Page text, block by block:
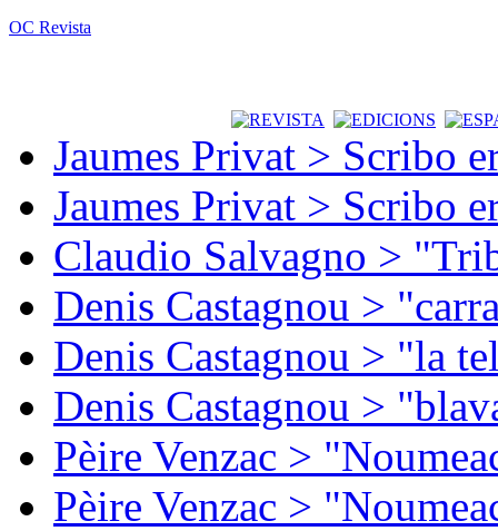
OC Revista
Jaumes Privat > Scribo
Jaumes Privat > Scribo
Claudio Salvagno >
Denis Castagnou >
Denis Castagnou > "la
Denis Castagnou >
Pèire Venzac >
Pèire Venzac >